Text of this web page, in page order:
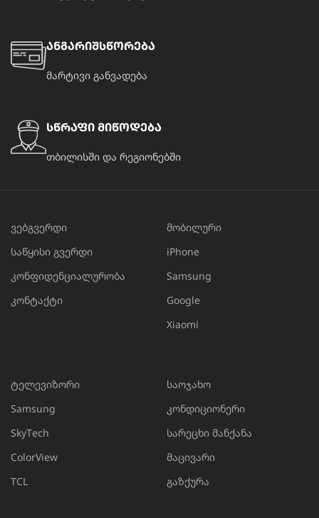
ანგარიშსწორება
მარტივი განვადება
სწრაფი მიწოდება
თბილისში და რეგიონებში
ვებგვერდი
საწყისი გვერდი
კონფიდენციალურობა
კონტაქტი
მობილური
iPhone
Samsung
Google
Xiaomi
ტელევიზორი
Samsung
SkyTech
ColorView
TCL
საოჯახო
კონდიციონერი
სარეცხი მანქანა
მაცივარი
გაზქურა